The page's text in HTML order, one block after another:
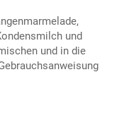
und
und in die